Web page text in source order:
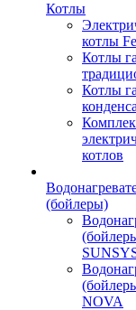
Котлы
котлы
Котлы
Котлы
котлов
(бойлеры)
NOVA